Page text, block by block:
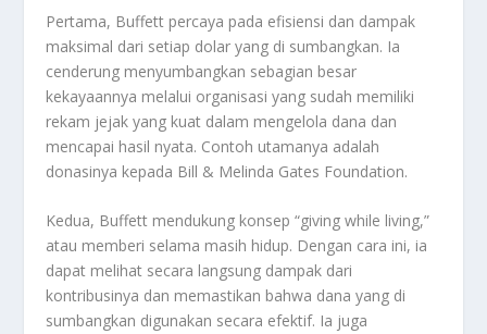
Pertama, Buffett percaya pada efisiensi dan dampak
maksimal dari setiap dolar yang di sumbangkan. Ia
cenderung menyumbangkan sebagian besar
kekayaannya melalui organisasi yang sudah memiliki
rekam jejak yang kuat dalam mengelola dana dan
mencapai hasil nyata. Contoh utamanya adalah
donasinya kepada Bill & Melinda Gates Foundation.
Kedua, Buffett mendukung konsep “giving while living,”
atau memberi selama masih hidup. Dengan cara ini, ia
dapat melihat secara langsung dampak dari
kontribusinya dan memastikan bahwa dana yang di
sumbangkan digunakan secara efektif. Ia juga